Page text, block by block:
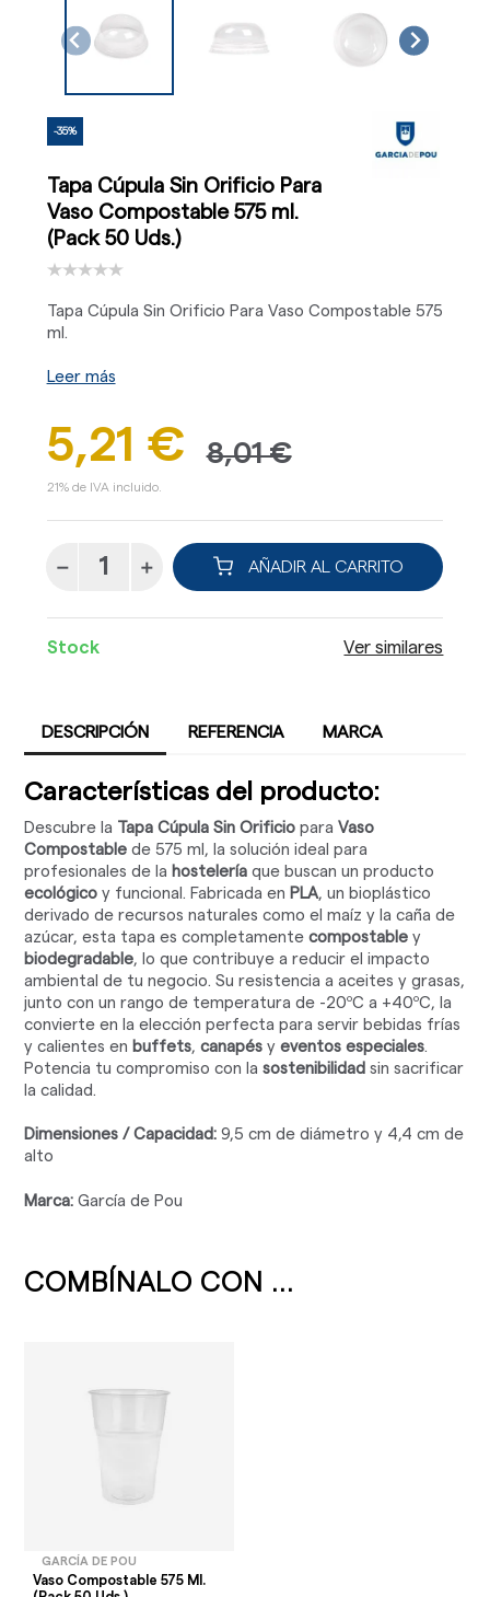
-35%
Tapa Cúpula Sin Orificio Para
Vaso Compostable 575 ml.
(Pack 50 Uds.)
Tapa Cúpula Sin Orificio Para Vaso Compostable 575
ml.
Leer más
5,21 € 8,01 €
21% de IVA incluido.
AÑADIR AL CARRITO
Stock Ver similares
DESCRIPCIÓN REFERENCIA MARCA
Características del producto:
Descubre la Tapa Cúpula Sin Orificio paraVaso
Compostable de 575 ml, la solución ideal para
profesionales de la hostelería que buscan un producto
ecológico y funcional. Fabricada en PLA, un bioplástico
derivado de recursos naturales como el maíz y la caña de
azúcar, esta tapa es completamentecompostable y
biodegradable, lo que contribuye a reducir el impacto
ambiental de tu negocio. Su resistencia a aceites y grasas,
junto con un rango de temperatura de -20ºC a +40ºC, la
convierte en la elección perfecta para servir bebidas frías
y calientes en buffets,canapés yeventos especiales.
Potencia tu compromiso con lasostenibilidad sin sacrificar
la calidad.
Dimensiones / Capacidad: 9,5 cm de diámetro y 4,4 cm de
alto
Marca: García de Pou
COMBÍNALO CON ...
GARCÍA DE POU
Vaso Compostable 575 Ml.